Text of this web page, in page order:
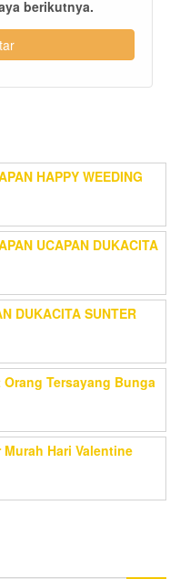
berikutnya.
HAPPY WEEDING
UCAPAN DUKACITA
DUKACITA SUNTER
Tersayang Bunga
Hari Valentine